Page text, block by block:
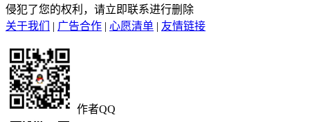
侵犯了您的权利，请立即联系进行删除
关于我们
| 广告合作 | 心愿清单 | 友情链接
作者QQ